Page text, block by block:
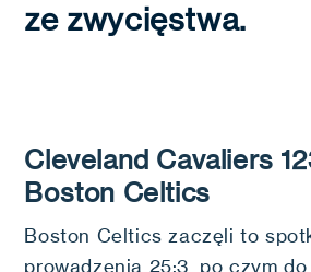
ze zwycięstwa.
Cleveland Cavaliers
Boston Celtics
Boston Celtics zaczęli to
prowadzenia 25:3, po czym do